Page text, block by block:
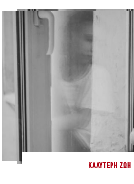
ΚΑΛΎΤΕΡΗ ΖΩΉ